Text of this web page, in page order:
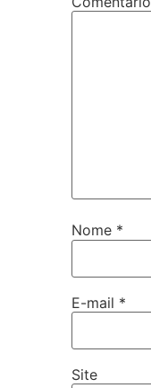
Nome *
E-mail *
Site